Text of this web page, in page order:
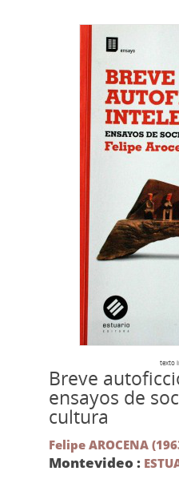
texto
Breve
ensayos de
cultura
Felipe AROCENA
Montevideo :